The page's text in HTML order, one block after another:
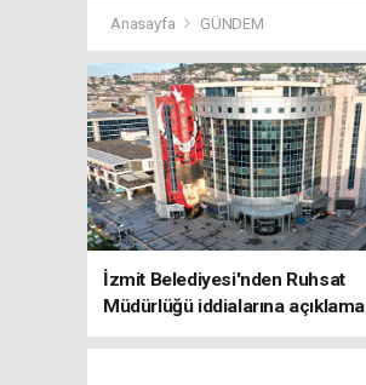
Anasayfa GÜNDEM
İzmit Belediyesi'nden Ruhsat
Müdürlüğü iddialarına açıklama